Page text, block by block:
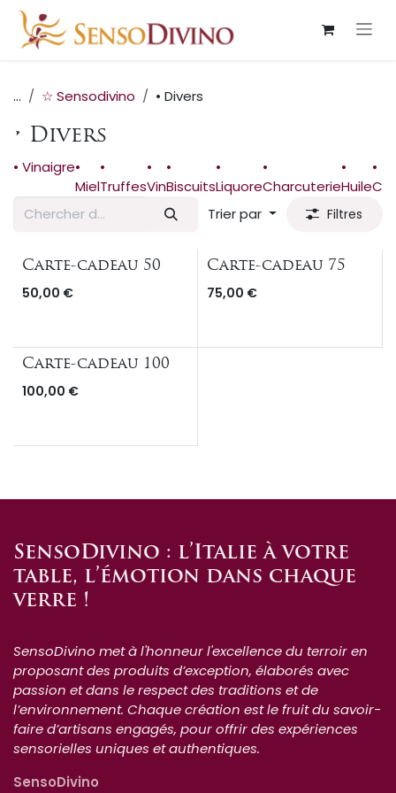
Se rendre au contenu
... ☆ Sensodivino • Divers
• Divers
• Vinaigre•
Miel
•
Truffes
•
Vin
•
Biscuits
•
Liquore
•
Charcuterie
•
Huile
•
Trier par
Filtres
Carte-cadeau 50
50,00 €
Carte-cadeau 75
75,00 €
Carte-cadeau 100
100,00 €
SensoDivino : l’Italie à votre
table, l’émotion dans chaque
verre !
SensoDivino met à l'honneur l'excellence du terroir en
proposant des produits d’exception, élaborés avec
passion et dans le respect des traditions et de
l’environnement. Chaque création est le fruit du savoir-
faire d’artisans engagés, pour offrir des expériences
sensorielles uniques et authentiques.
SensoDivino